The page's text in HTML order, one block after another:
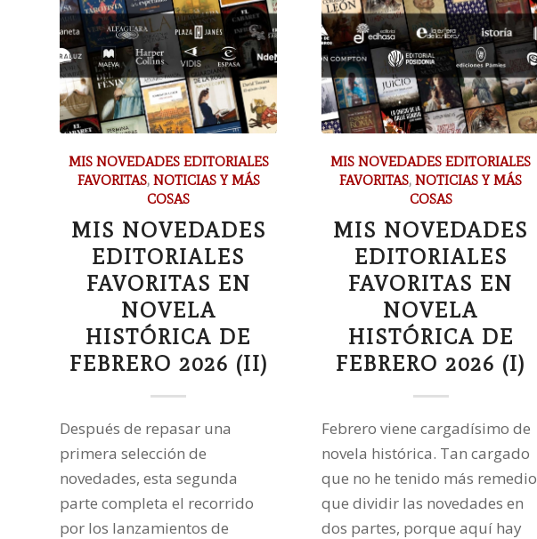
MIS NOVEDADES EDITORIALES
FAVORITAS, NOTICIAS Y MÁS
COSAS
MIS NOVEDADES
EDITORIALES
FAVORITAS EN
NOVELA
HISTÓRICA DE
FEBRERO 2026 (II)
Después de repasar una
primera selección de
novedades, esta segunda
parte completa el recorrido
por los lanzamientos de
MIS NOVEDADES EDITORIALES
FAVORITAS,NOTICIAS Y MÁS
COSAS
MIS NOVEDADES
EDITORIALES
FAVORITAS EN
NOVELA
HISTÓRICA DE
FEBRERO 2026 (I)
Febrero viene cargadísimo de
novela histórica. Tan cargado
que no he tenido más remedio
que dividir las novedades en
dos partes, porque aquí hay